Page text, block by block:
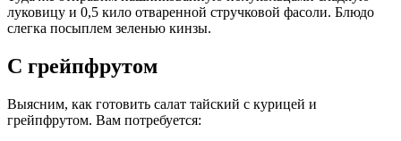
луковицу и 0,5 кило отваренной стручковой фасоли. Блюдо
слегка посыплем зеленью кинзы.
С грейпфрутом
Выясним, как готовить салат тайский с курицей и
грейпфрутом. Вам потребуется: